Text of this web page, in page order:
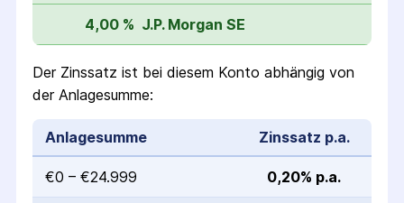
4,00 % J.P. Morgan SE
Der Zinssatz ist bei diesem Konto abhängig von
der Anlagesumme:
Anlagesumme Zinssatz p.a.
€0 – €24.999 0,20% p.a.